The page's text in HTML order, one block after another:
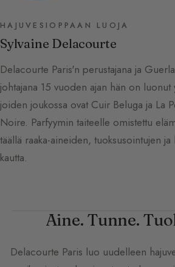
HAJUVESIOPPAAN LUOJA
Sylvaine Delacourte
Delacourte Paris'n perustajana ja
johtajana 15 vuoden ajan hän on luonut
joiden joukossa ovat Cuir Beluga ja La
Noire. Parfyymin taiteelle omistettu
täällä raaka-aineiden, tuoksusointujen
kautta.
Aine. Tunne.
Delacourte Paris luo uudelleen